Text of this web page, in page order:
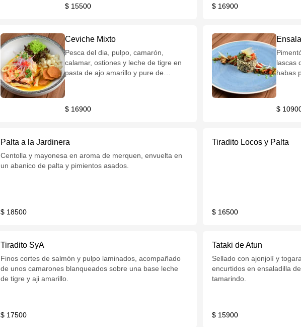
$ 15500
$ 16900
Ceviche Mixto
Pesca del dia, pulpo, camarón,
calamar, ostiones y leche de tigre en
pasta de ajo amarillo y pure de
$ 16900
lascas
habas
$
Palta a la Jardinera
Centolla y mayonesa en aroma de merquen, envuelta en
un abanico de palta y pimientos asados.
$ 18500
Tiradito Locos y Palta
$ 16500
Tiradito SyA
Finos cortes de salmón y pulpo laminados, acompañado
de unos camarones blanqueados sobre una base leche
de tigre y aji amarillo.
$ 17500
Tataki de Atun
Sellado con ajonjolí y
encurtidos en ensaladilla
tamarindo.
$ 15900